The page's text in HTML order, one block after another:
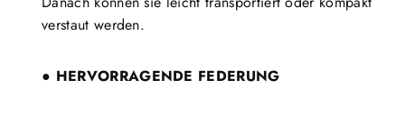
verstaut werden.
● HERVORRAGENDE FEDERUNG